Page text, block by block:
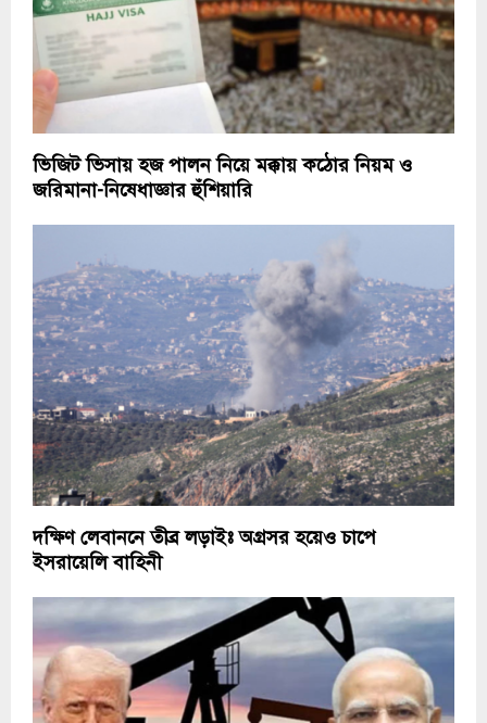
ভিজিট ভিসায় হজ পালন নিয়ে মক্কায় কঠোর নিয়ম ও
জরিমানা-নিষেধাজ্ঞার হুঁশিয়ারি
দক্ষিণ লেবাননে তীব্র লড়াইঃ অগ্রসর হয়েও চাপে
ইসরায়েলি বাহিনী